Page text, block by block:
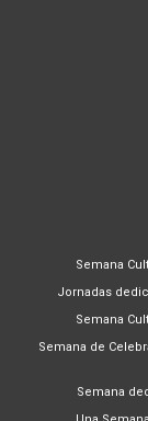
Semana
Jornadas
Semana
Semana de
Semana